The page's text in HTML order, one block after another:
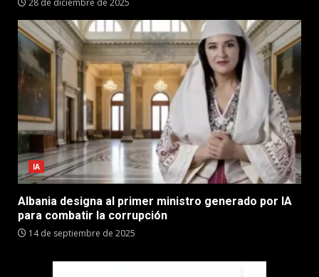
IA
Albania designa al primer ministro generado por IA
para combatir la corrupción
14 de septiembre de 2025